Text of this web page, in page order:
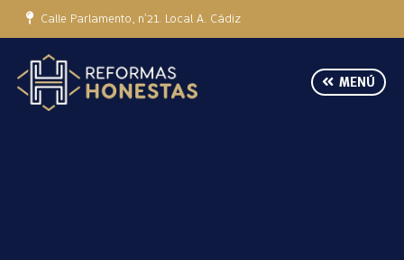
Calle Parlamento, nº21. Local A. Cádiz
MENÚ